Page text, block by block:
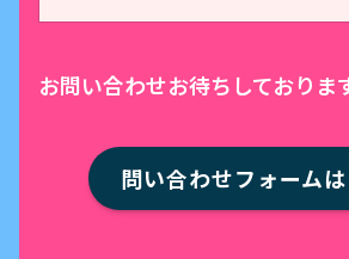
お問い合わせお待ちしております
問い合わせフォーム